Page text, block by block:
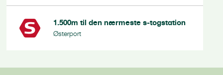
1.500m til den nærmeste s-togstation
Østerport